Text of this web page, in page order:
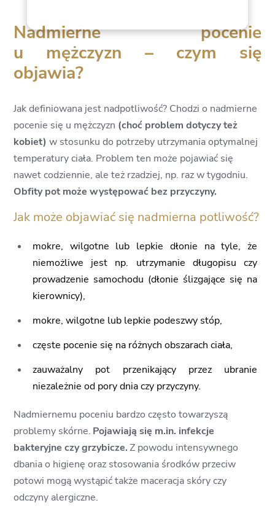
8
9
Nadmierne pocenie
u mężczyzn – czym się
objawia?
Jak definiowana jest nadpotliwość? Chodzi o nadmierne
pocenie się u mężczyzn (choć problem dotyczy też
kobiet)w stosunku do potrzeby utrzymania optymalnej
temperatury ciała. Problem ten może pojawiać się
nawet codziennie, ale też rzadziej, np. raz w tygodniu.
Obfity pot może występować bez przyczyny.
Jak może objawiać się nadmierna potliwość?
mokre, wilgotne lub lepkie dłonie na tyle, że
niemożliwe jest np. utrzymanie długopisu czy
prowadzenie samochodu (dłonie ślizgające się na
kierownicy),
mokre, wilgotne lub lepkie podeszwy stóp,
częste pocenie się na różnych obszarach ciała,
zauważalny pot przenikający przez ubranie
niezależnie od pory dnia czy przyczyny.
Nadmiernemu poceniu bardzo często towarzyszą
problemy skórne. Pojawiają się m.in. infekcje
bakteryjne czy grzybicze. Z powodu intensywnego
dbania o higienę oraz stosowania środków przeciw
potowi mogą wystąpić także maceracja skóry czy
odczyny alergiczne.